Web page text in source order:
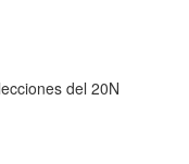
del 20N